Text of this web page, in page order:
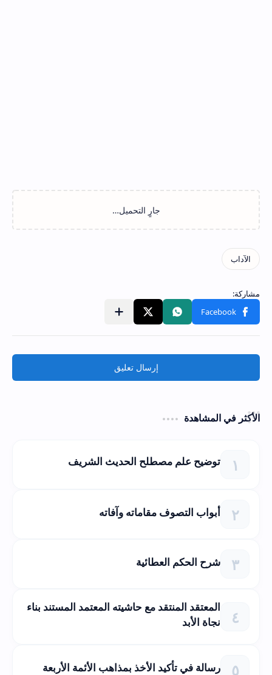
إرسال تعليق
الأكثر في المشاهدة
توضيح علم مصطلح الحديث الشريف
أبواب التصوف مقاماته وآفاته
شرح الحكم العطائية
المعتقد المنتقد مع حاشيته المعتمد المستند بناء
نجاة الأبد
رسالة في تأكيد الأخذ بمذاهب الأئمة الأربعة